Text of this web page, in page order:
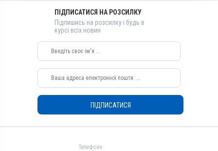
ВРХ, Вівці, Кози, Свині, Коні,
Застосування
Отруєння; Шок
Натрію хлорид
ВРХ, Вівці, Кози, Свині, Коні,
Застосування
Показання
Отруєння; Шок
ПІДПИСАТИСЯ НА РОЗСИЛКУ
Підпишись на розсилку і будь в
курсі всіх новин
ПІДПИСАТИСЯ
Телефони: